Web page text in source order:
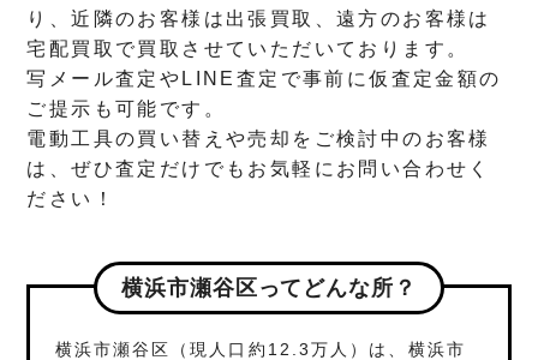
り、近隣のお客様は出張買取、遠方のお客様は
宅配買取で買取させていただいております。
写メール査定やLINE査定で事前に仮査定金額の
ご提示も可能です。
電動工具の買い替えや売却をご検討中のお客様
は、ぜひ査定だけでもお気軽にお問い合わせく
ださい！
横浜市瀬谷区ってどんな所？
横浜市瀬谷区（現人口約12.3万人）は、横浜市